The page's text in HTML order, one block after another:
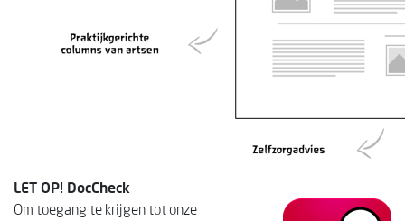
LET OP! DocCheck
Om toegang te krijgen tot onze